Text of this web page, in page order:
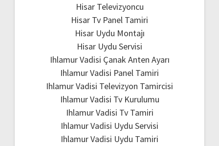
Hisar Televizyoncu
Hisar Tv Panel Tamiri
Hisar Uydu Montajı
Hisar Uydu Servisi
Ihlamur Vadisi Çanak Anten Ayarı
Ihlamur Vadisi Panel Tamiri
Ihlamur Vadisi Televizyon Tamircisi
Ihlamur Vadisi Tv Kurulumu
Ihlamur Vadisi Tv Tamiri
Ihlamur Vadisi Uydu Servisi
Ihlamur Vadisi Uydu Tamiri